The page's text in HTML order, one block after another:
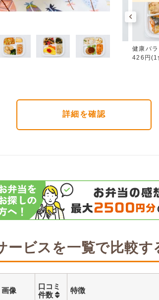
調整食
分/税込)
カロリー調整食
426円(1食分/税込)
健康バラ
426円(1
詳細 を確認
ービスを一覧で比較す
画像
口コミ
件数
特徴